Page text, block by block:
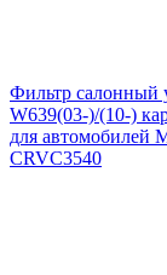
Фильтр салонный
W639(03-)/(10-)
для автомобилей
CRVC3540